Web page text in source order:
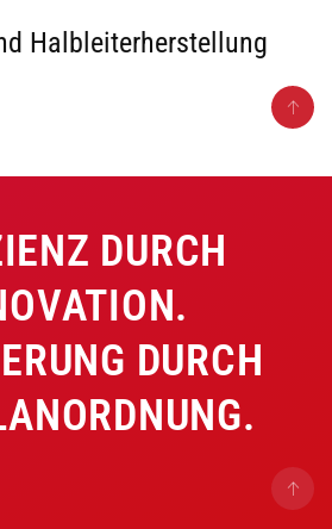
Halbleiterherstellung
DURCH
DURCH